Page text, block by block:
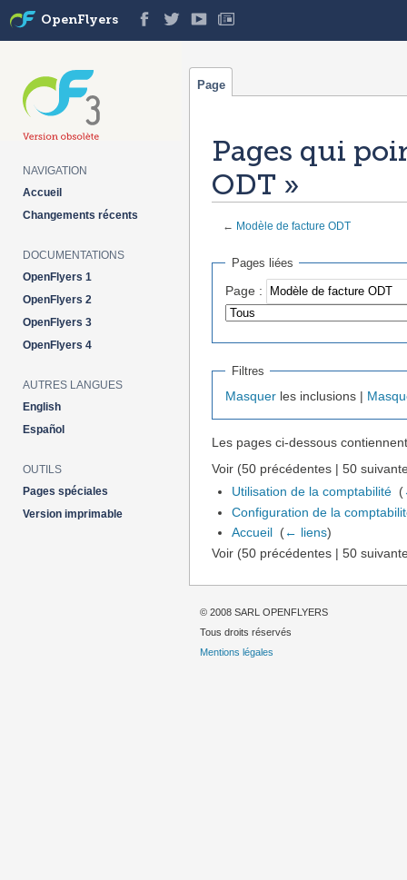
Pages qui
ODT »
← Modèle de facture ODT
Pages liées
Page :
Filtres
Masquer les inclusions |
Les pages ci-dessous
Voir (50 précédentes | 50
Utilisation de la comptabilité (
Configuration de la
Accueil (← liens)
Voir (50 précédentes | 50
Page
OpenFlyers
NAVIGATION
Accueil
Changements récents
DOCUMENTATIONS
OpenFlyers 1
OpenFlyers 2
OpenFlyers 3
OpenFlyers 4
AUTRES LANGUES
English
Español
OUTILS
Pages spéciales
Version imprimable
© 2008 SARL OPENFLYERS
Tous droits réservés
Mentions légales